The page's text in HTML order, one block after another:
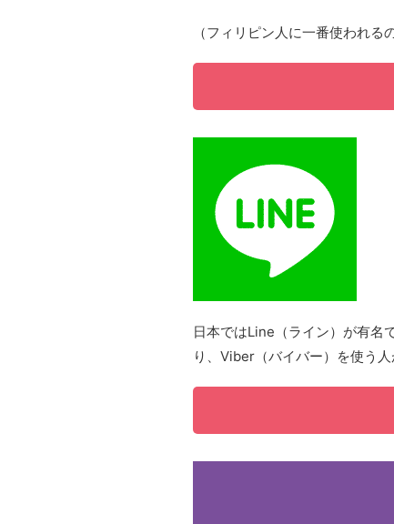
（フィリピン人に一番使われ
日本ではLine（ライン）が有名
り、Viber（バイバー）を使う人